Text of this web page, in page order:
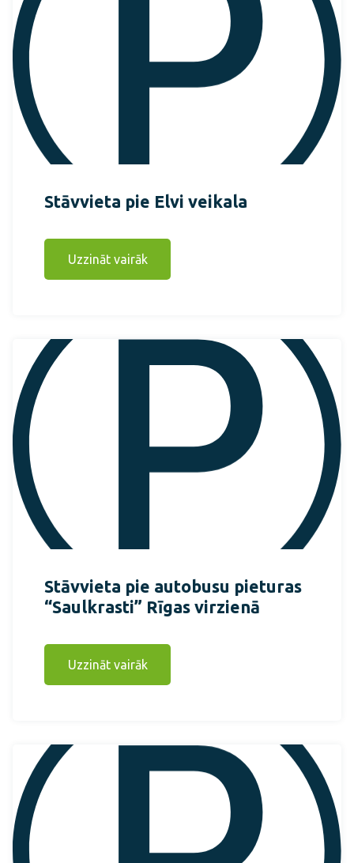
Stāvvieta pie Elvi veikala
Uzzināt vairāk
Stāvvieta pie autobusu pieturas
“Saulkrasti” Rīgas virzienā
Uzzināt vairāk